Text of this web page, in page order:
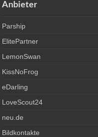
Anbieter
Parship
ElitePartner
LemonSwan
KissNoFrog
eDarling
LoveScout24
neu.de
Bildkontakte